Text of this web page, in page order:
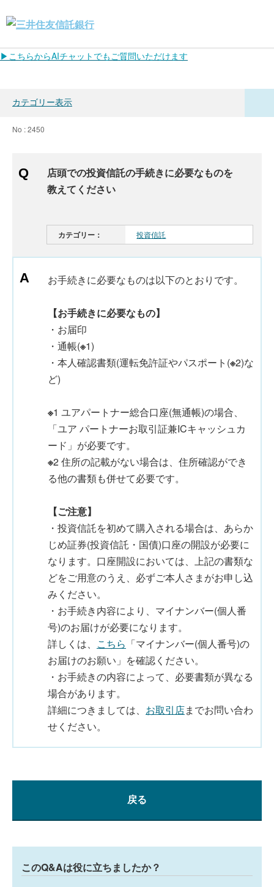
▶こちらからAIチャットでもご質問いただけます
カテゴリー表示
No : 2450
店頭での投資信託の手続きに必要なものを
教えてください
カテゴリー： 投資信託
お手続きに必要なものは以下のとおりです。
【お手続きに必要なもの】
・お届印
・通帳(※1)
・本人確認書類(運転免許証やパスポート(※2)な
ど)
※1 ユアパートナー総合口座(無通帳)の場合、
「ユア パートナーお取引証兼ICキャッシュカ
ード」が必要です。
※2 住所の記載がない場合は、住所確認ができ
る他の書類も併せて必要です。
【ご注意】
・投資信託を初めて購入される場合は、あらか
じめ証券(投資信託・国債)口座の開設が必要に
なります。口座開設においては、上記の書類な
どをご用意のうえ、必ずご本人さまがお申し込
みください。
・お手続き内容により、マイナンバー(個人番
号)のお届けが必要になります。
詳しくは、 こちら 「マイナンバー(個人番号)の
お届けのお願い」を確認ください。
・お手続きの内容によって、必要書類が異なる
場合があります。
詳細につきましては、 お取引店までお問い合わ
せください。
戻る
このQ&Aは役に立ちましたか？